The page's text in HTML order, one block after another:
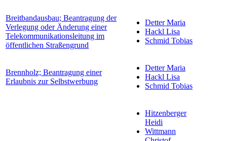
Breitbandausbau; Beantragung der
Verlegung oder Änderung einer
Telekommunikationsleitung im
öffentlichen Straßengrund
Detter Maria
Hackl Lisa
Schmid Tobias
Brennholz; Beantragung einer
Erlaubnis zur Selbstwerbung
Detter Maria
Hackl Lisa
Schmid Tobias
Hitzenberger
Heidi
Wittmann